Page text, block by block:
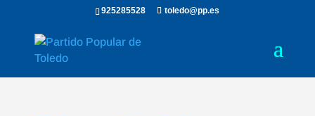
925285528 toledo@pp.es